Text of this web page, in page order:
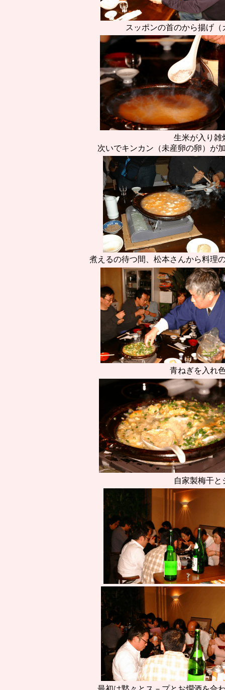
スッポンの首のから揚げ
生米が入り雑
次いでキンカン（未産卵の卵）が
煮えるの待つ間、松本さんから料理
青ねぎを入れ
自家製梅干